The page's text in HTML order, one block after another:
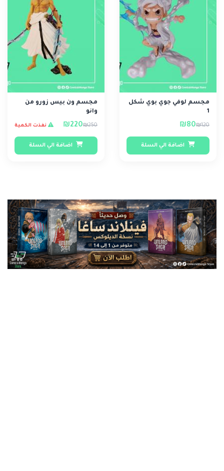
مجسم لوفي جوي بوي شكل
1
₪120
₪80
اضافة الي السلة
مجسم ون بيس زورو من
وانو
₪250
₪220 نفذت الكمية
اضافة الي السلة